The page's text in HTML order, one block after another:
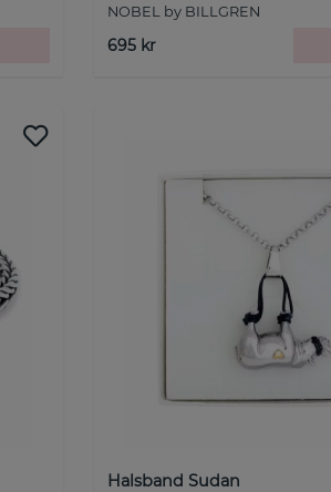
NOBEL by BILLGREN
695 kr
Halsband Sudan